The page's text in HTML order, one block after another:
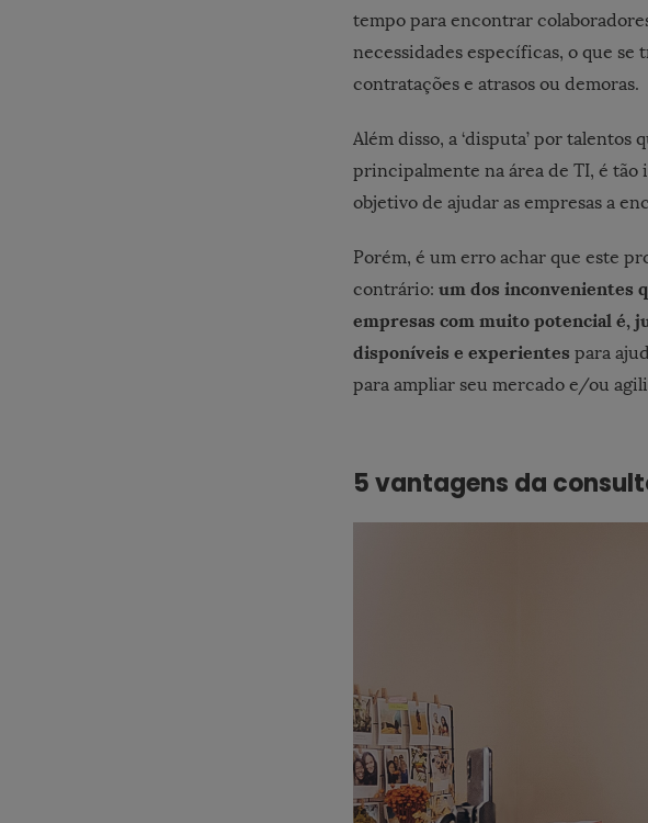
tempo para encontrar
necessidades específicas, o que
contratações e atrasos ou demoras.
Além disso, a ‘disputa’ por
principalmente na área de TI, é tão
objetivo de ajudar as empresas a
Porém, é um erro achar que este
contrário: um dos inconvenientes
empresas com muito potencial é,
disponíveis e experientes para
para ampliar seu mercado e/ou
5 vantagens da